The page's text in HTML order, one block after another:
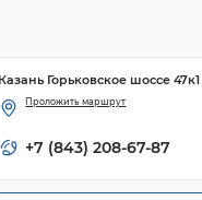
Казань Горьковское шоссе 47к1
Проложить маршрут
+7 (843) 208-67-87